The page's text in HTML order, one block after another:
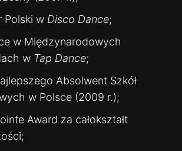
Polski w Disco Dance;
w Międzynarodowych
w Tap Dance;
Absolwent Szkół
w Polsce (2009 r.);
Award za całokształt